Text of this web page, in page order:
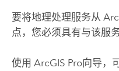
要将地理处理服务从
点，您必须具有与该服
使用 ArcGIS Pro向导，